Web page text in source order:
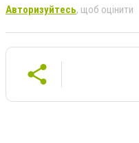
Авторизуйтесь, щоб оцінити